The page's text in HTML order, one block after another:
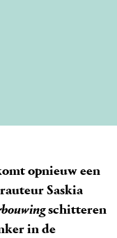
opnieuw een
Saskia
schitteren
in de